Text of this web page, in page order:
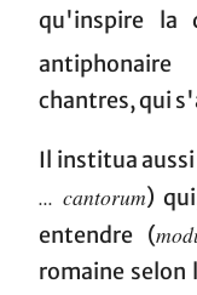
qu'inspire la
antiphonaire
chantres, qui
Il institua aussi
... cantorum)
entendre (
romaine selon